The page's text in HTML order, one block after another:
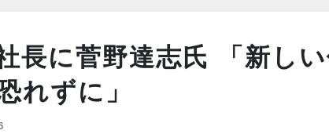
長に菅野達志氏 「新し
れずに」